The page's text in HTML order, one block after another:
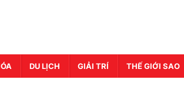
DU LỊCH GIẢI TRÍ THẾ GIỚI SAO